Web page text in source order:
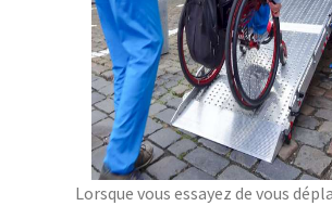
Lorsque vous essayez de vous